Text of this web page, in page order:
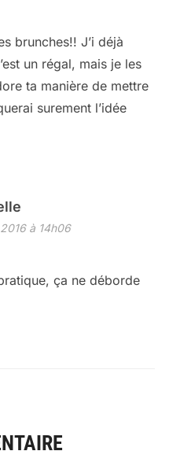
brunches!! J’i déjà
un régal, mais je les
ta manière de mettre
surement l’idée
à 14h06
ça ne déborde